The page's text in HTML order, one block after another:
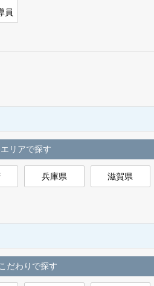
員
エリアで探す
兵庫県 滋賀県
こだわりで探す